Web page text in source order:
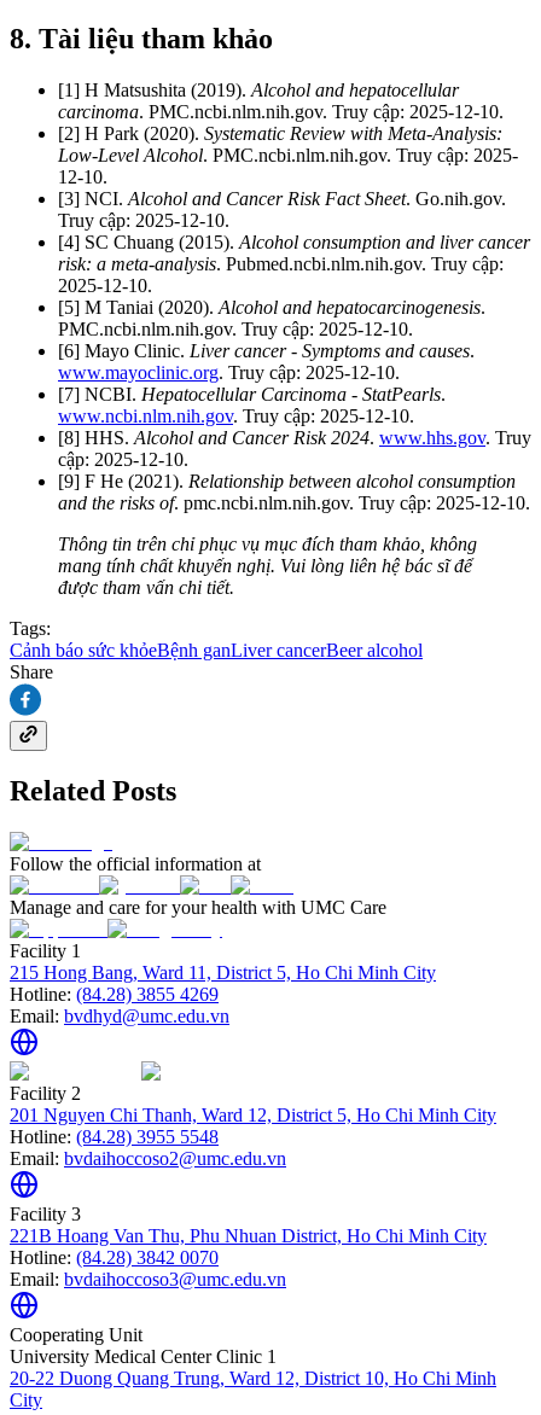
8. Tài liệu tham khảo
[1] H Matsushita (2019). Alcohol and hepatocellular
carcinoma. PMC.ncbi.nlm.nih.gov. Truy cập: 2025-12-10.
[2] H Park (2020). Systematic Review with Meta-Analysis:
Low-Level Alcohol. PMC.ncbi.nlm.nih.gov. Truy cập: 2025-
12-10.
[3] NCI. Alcohol and Cancer Risk Fact Sheet. Go.nih.gov.
Truy cập: 2025-12-10.
[4] SC Chuang (2015). Alcohol consumption and liver cancer
risk: a meta-analysis. Pubmed.ncbi.nlm.nih.gov. Truy cập:
2025-12-10.
[5] M Taniai (2020). Alcohol and hepatocarcinogenesis.
PMC.ncbi.nlm.nih.gov. Truy cập: 2025-12-10.
[6] Mayo Clinic. Liver cancer - Symptoms and causes.
www.mayoclinic.org. Truy cập: 2025-12-10.
[7] NCBI. Hepatocellular Carcinoma - StatPearls.
www.ncbi.nlm.nih.gov. Truy cập: 2025-12-10.
[8] HHS. Alcohol and Cancer Risk 2024. www.hhs.gov. Truy
cập: 2025-12-10.
[9] F He (2021). Relationship between alcohol consumption
and the risks of. pmc.ncbi.nlm.nih.gov. Truy cập: 2025-12-10.
Thông tin trên chỉ phục vụ mục đích tham khảo, không
mang tính chất khuyến nghị. Vui lòng liên hệ bác sĩ để
được tham vấn chi tiết.
Tags:
Cảnh báo sức khỏeBệnh ganLiver cancerBeer alcohol
Share
Related Posts
Follow the official information at
Manage and care for your health with UMC Care
Facility 1
215 Hong Bang, Ward 11, District 5, Ho Chi Minh City
Hotline: (84.28) 3855 4269
Email: bvdhyd@umc.edu.vn
Facility 2
201 Nguyen Chi Thanh, Ward 12, District 5, Ho Chi Minh City
Hotline: (84.28) 3955 5548
Email: bvdaihoccoso2@umc.edu.vn
Facility 3
221B Hoang Van Thu, Phu Nhuan District, Ho Chi Minh City
Hotline: (84.28) 3842 0070
Email: bvdaihoccoso3@umc.edu.vn
Cooperating Unit
University Medical Center Clinic 1
20-22 Duong Quang Trung, Ward 12, District 10, Ho Chi Minh
City